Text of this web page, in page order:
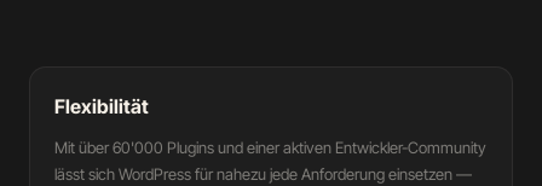
Flexibilität
Mit über 60'000 Plugins und einer aktiven Entwickler-Community
lässt sich WordPress für nahezu jede Anforderung einsetzen —